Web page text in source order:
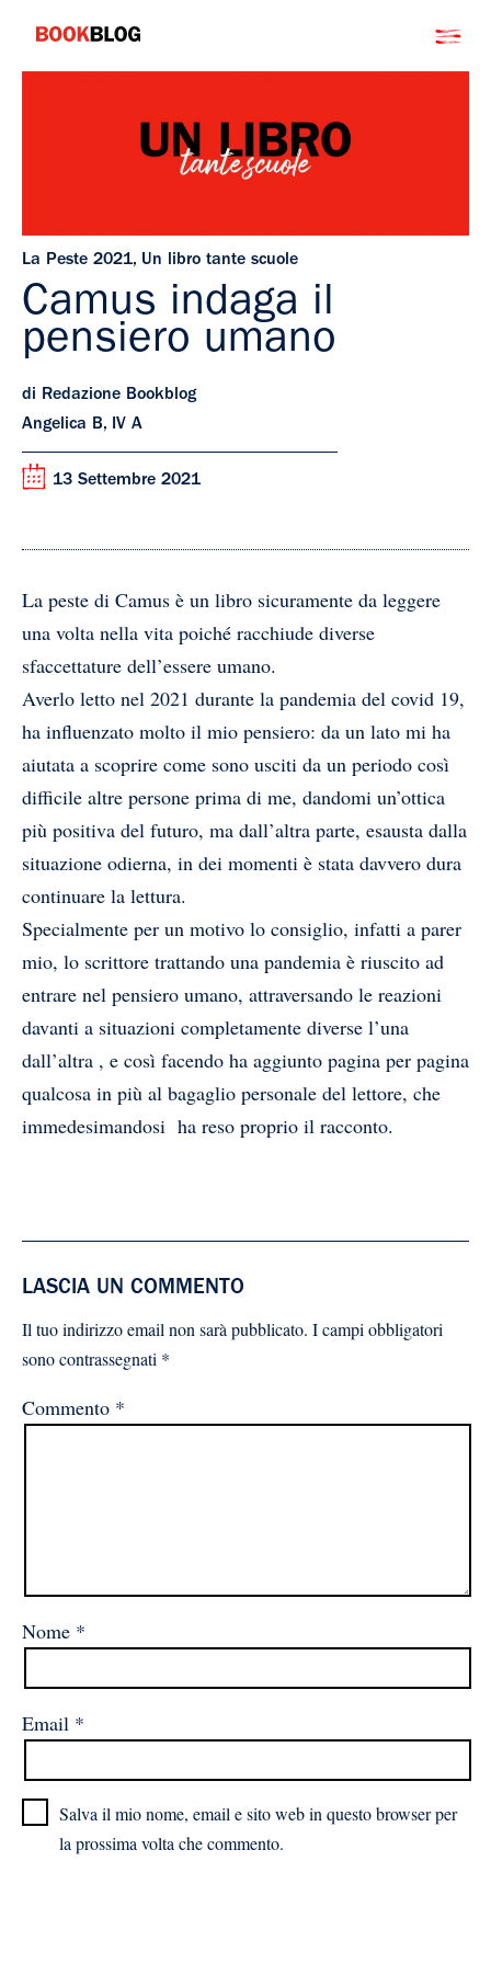
contenuto
Bookblog
La Peste 2021, Un libro tante scuole
Camus indaga il
pensiero umano
di Redazione Bookblog
Angelica B, IV A
13 Settembre 2021
La peste di Camus è un libro sicuramente da leggere
una volta nella vita poiché racchiude diverse
sfaccettature dell’essere umano.
Averlo letto nel 2021 durante la pandemia del covid 19,
ha influenzato molto il mio pensiero: da un lato mi ha
aiutata a scoprire come sono usciti da un periodo così
difficile altre persone prima di me, dandomi un’ottica
più positiva del futuro, ma dall’altra parte, esausta dalla
situazione odierna, in dei momenti è stata davvero dura
continuare la lettura.
Specialmente per un motivo lo consiglio, infatti a parer
mio, lo scrittore trattando una pandemia è riuscito ad
entrare nel pensiero umano, attraversando le reazioni
davanti a situazioni completamente diverse l’una
dall’altra , e così facendo ha aggiunto pagina per pagina
qualcosa in più al bagaglio personale del lettore, che
immedesimandosi ha reso proprio il racconto.
LASCIA UN COMMENTO
Il tuo indirizzo email non sarà pubblicato. I campi obbligatori
sono contrassegnati *
Commento *
Nome *
Email *
Salva il mio nome, email e sito web in questo browser per
la prossima volta che commento.